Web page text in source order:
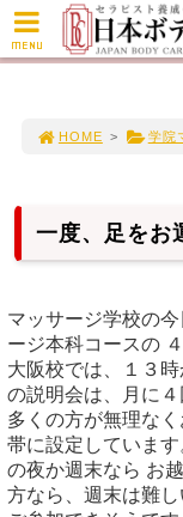
HOME > 学院
一度、足をお
マッサージ学校の
ージ本科コースの
大阪校では、１３
の説明会は、月に
多くの方が無理な
帯に設定していま
の夜か週末なら お
方なら、週末は難
MENU